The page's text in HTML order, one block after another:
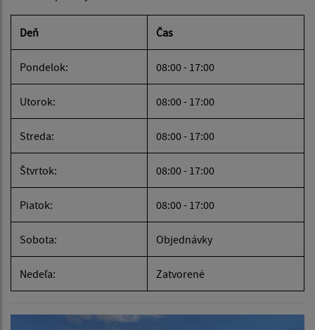
Deň Čas
Pondelok: 08:00 - 17:00
Utorok: 08:00 - 17:00
Streda: 08:00 - 17:00
Štvrtok: 08:00 - 17:00
Piatok: 08:00 - 17:00
Sobota: Objednávky
Nedeľa: Zatvorené